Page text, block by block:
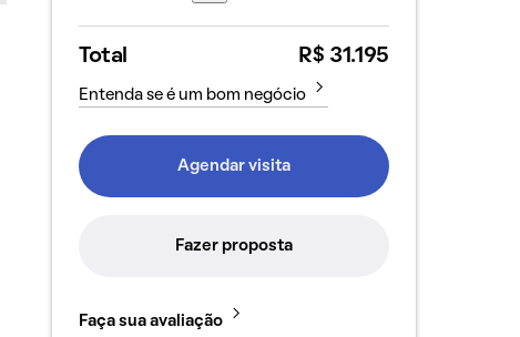
Total R$ 31.195
Entenda se é um bom negócio
Agendar visita
Fazer proposta
Faça sua avaliação